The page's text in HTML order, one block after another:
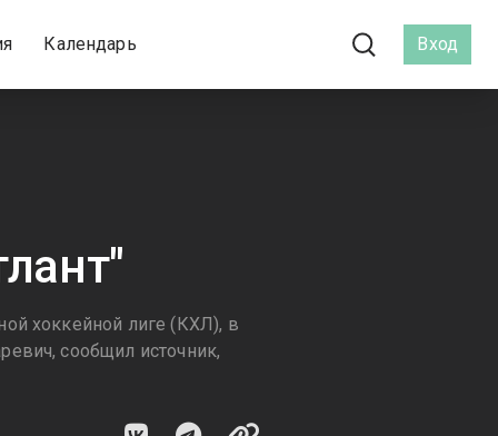
Календарь Вход
хоккейной лиге (КХЛ), в
сообщил источник,